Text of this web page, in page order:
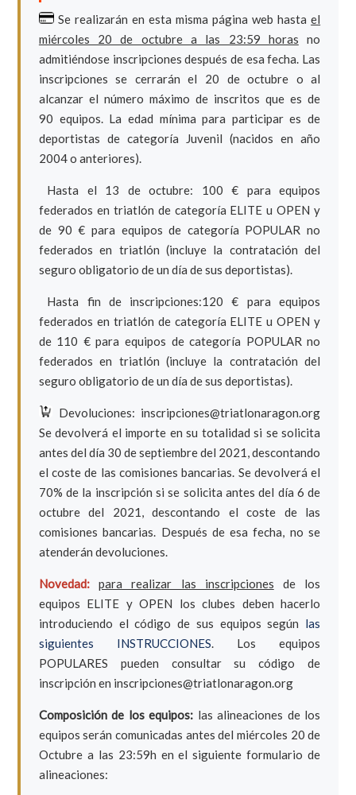
Se realizarán en esta misma página web hastael
miércoles 20 de octubre a las 23:59 horas no
admitiéndose inscripciones después de esa fecha. Las
inscripciones se cerrarán el 20 de octubre o al
alcanzar el número máximo de inscritos que es de
90 equipos. La edad mínima para participar es de
deportistas de categoría Juvenil (nacidos en año
2004 o anteriores).
Hasta el 13 de octubre: 100 € para equipos
federados en triatlón de categoría ELITE u OPEN y
de 90 € para equipos de categoría POPULAR no
federados en triatlón (incluye la contratación del
seguro obligatorio de un día de sus deportistas).
Hasta fin de inscripciones:120 € para equipos
federados en triatlón de categoría ELITE u OPEN y
de 110 € para equipos de categoría POPULAR no
federados en triatlón (incluye la contratación del
seguro obligatorio de un día de sus deportistas).
Devoluciones: inscripciones@triatlonaragon.org
Se devolverá el importe en su totalidad si se solicita
antes del día 30 de septiembre del 2021, descontando
el coste de las comisiones bancarias. Se devolverá el
70% de la inscripción si se solicita antes del día 6 de
octubre del 2021, descontando el coste de las
comisiones bancarias. Después de esa fecha, no se
atenderán devoluciones.
Novedad: para realizar las inscripciones de los
equipos ELITE y OPEN los clubes deben hacerlo
introduciendo el código de sus equipos según las
siguientes INSTRUCCIONES. Los equipos
POPULARES pueden consultar su código de
inscripción en inscripciones@triatlonaragon.org
Composición de los equipos: las alineaciones de los
equipos serán comunicadas antes del miércoles 20 de
Octubre a las 23:59h en el siguiente formulario de
alineaciones: